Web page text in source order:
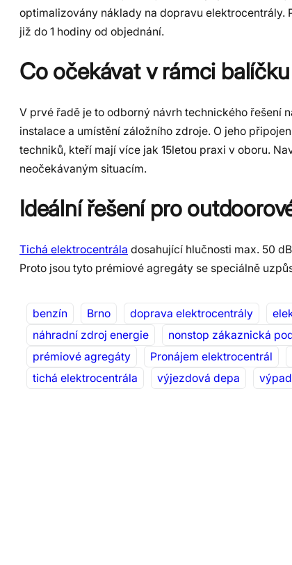
optimalizovány náklady na dopravu
již do 1 hodiny od objednání.
Co očekávat v rámci
V prvé řadě je to odborný návrh technického řešení
instalace a umístění záložního zdroje. O jeho
techniků, kteří mají více jak 15letou praxi v oboru.
neočekávaným situacím.
Ideální řešení pro
Tichá elektrocentrála dosahující hlučnosti max. 50
Proto jsou tyto prémiové agregáty se speciálně
benzín Brno doprava elektrocentrály
náhradní zdroj energie
nonstop zákaznická
prémiové agregáty
Pronájem elektrocentrál
tichá elektrocentrála
výjezdová depa